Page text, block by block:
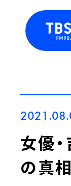
女優
の真